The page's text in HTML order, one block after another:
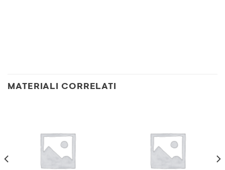
MATERIALI CORRELATI